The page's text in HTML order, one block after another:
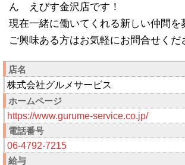
ん えびす金沢店です！
現在一緒に働いてくれる新しい仲間を
ご興味ある方はお気軽にお問合せくだ
店名
株式会社グルメサービス
ホームページ
https://www.gurume-service.co.jp/
電話番号
06-4792-7215
給与